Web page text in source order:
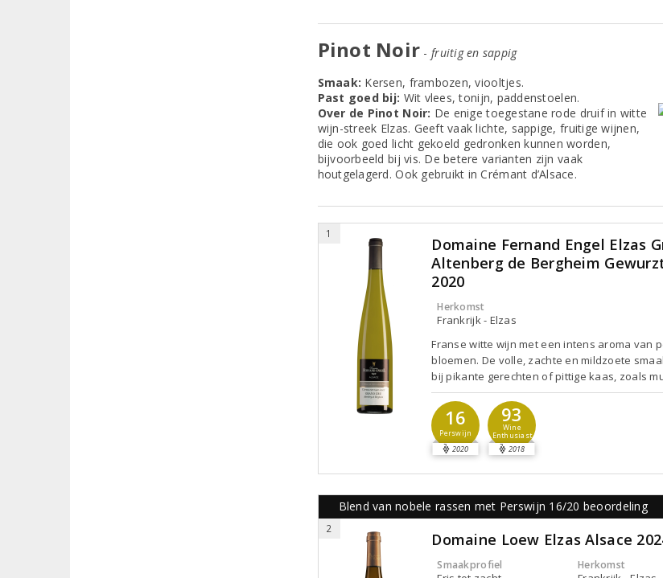
Pinot Noir - fruitig en sappig
Smaak: Kersen, frambozen, viooltjes.
Past goed bij: Wit vlees, tonijn, paddenstoelen.
Over de Pinot Noir: De enige toegestane rode druif in witte
wijn-streek Elzas. Geeft vaak lichte, sappige, fruitige wijnen,
die ook goed licht gekoeld gedronken kunnen worden,
bijvoorbeeld bij vis. De betere varianten zijn vaak
houtgelagerd. Ook gebruikt in Crémant d’Alsace.
1
Domaine Fernand Engel Elzas
Altenberg de Bergheim
2020
Herkomst
Frankrijk - Elzas
Franse witte wijn met een intens aroma van
bloemen. De volle, zachte en mildzoete
bij pikante gerechten of pittige kaas, zoals
16
Perswijn
2020
93
Wine
Enthusiast
2018
Blend van nobele rassen met Perswijn 16/20 beoordeling
2
Domaine Loew Elzas Alsace
Smaakprofiel Herkomst